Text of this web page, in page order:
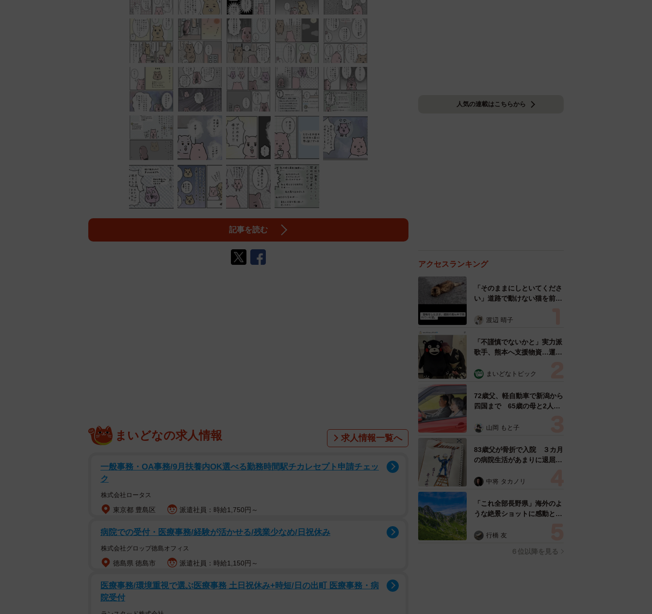
記事を読む
まいどなの求人情報 求人情報一覧へ
一般事務・OA事務/9月扶養内OK選べる勤務時間駅チカレセプト申請チェッ
ク
株式会社ロータス
東京都 豊島区 派遣社員：時給1,750円～
病院での受付・医療事務/経験が活かせる/残業少なめ/日祝休み
株式会社グロップ徳島オフィス
徳島県 徳島市 派遣社員：時給1,150円～
医療事務/環境重視で選ぶ医療事務 土日祝休み+時短/日の出町 医療事務・病
院受付
人気の連載はこちらから
アクセスランキング
「そのままにしといてくださ
い」道路で動けない猫を前に
ようとした4日間 「命の重
表の訴え
渡辺 晴子
「不謹慎でないかと」実力派
歌手、熊本へ支援物資…運搬
めらい 「痛いほど伝わる」
まいどなトピック
72歳父、軽自動車で新潟から
四国まで 65歳の母と2人で
憩まで分刻み… 「大学生で
山岡 もと子
83歳父が骨折で入院 ３カ月
の病院生活があまりに退屈で
い！」→スケッチブックを見
すよ…」
中将 タカノリ
「これ全部長野県」海外のよ
うな絶景ショットに感動と反
ったんだって気づいた」
行橋 友
６位以降を見る